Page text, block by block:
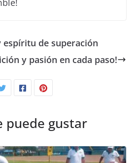
espíritu de superación
y pasión en cada paso!
puede gustar